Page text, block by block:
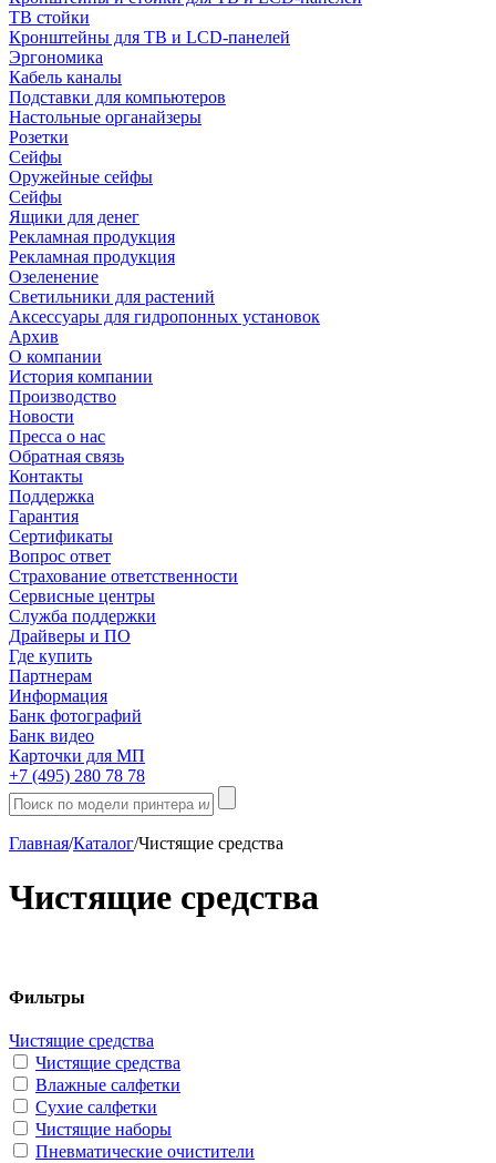
ТВ стойки
Кронштейны для ТВ и LCD-панелей
Эргономика
Кабель каналы
Подставки для компьютеров
Настольные органайзеры
Розетки
Сейфы
Оружейные сейфы
Сейфы
Ящики для денег
Рекламная продукция
Рекламная продукция
Озеленение
Светильники для растений
Аксессуары для гидропонных установок
Архив
О компании
История компании
Производство
Новости
Пресса о нас
Обратная связь
Контакты
Поддержка
Гарантия
Сертификаты
Вопрос ответ
Страхование ответственности
Сервисные центры
Служба поддержки
Драйверы и ПО
Где купить
Партнерам
Информация
Банк фотографий
Банк видео
Карточки для МП
+7 (495) 280 78 78
Главная/Каталог/Чистящие средства
Чистящие средства
Фильтры
Чистящие средства
Чистящие средства
Влажные салфетки
Сухие салфетки
Чистящие наборы
Пневматические очистители